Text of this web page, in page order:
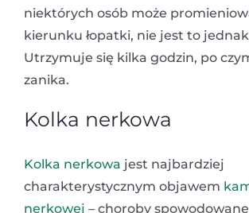
niektórych osób może
kierunku łopatki, nie jest to jednak
Utrzymuje się kilka godzin, po
zanika.
Kolka nerkowa
Kolka nerkowa jest najbardziej
charakterystycznym objawem
nerkowej – choroby